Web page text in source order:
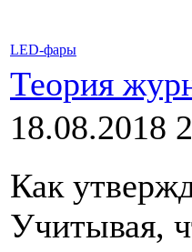
LED-фары
Теория
18.08.2018
Как
Учитывая,